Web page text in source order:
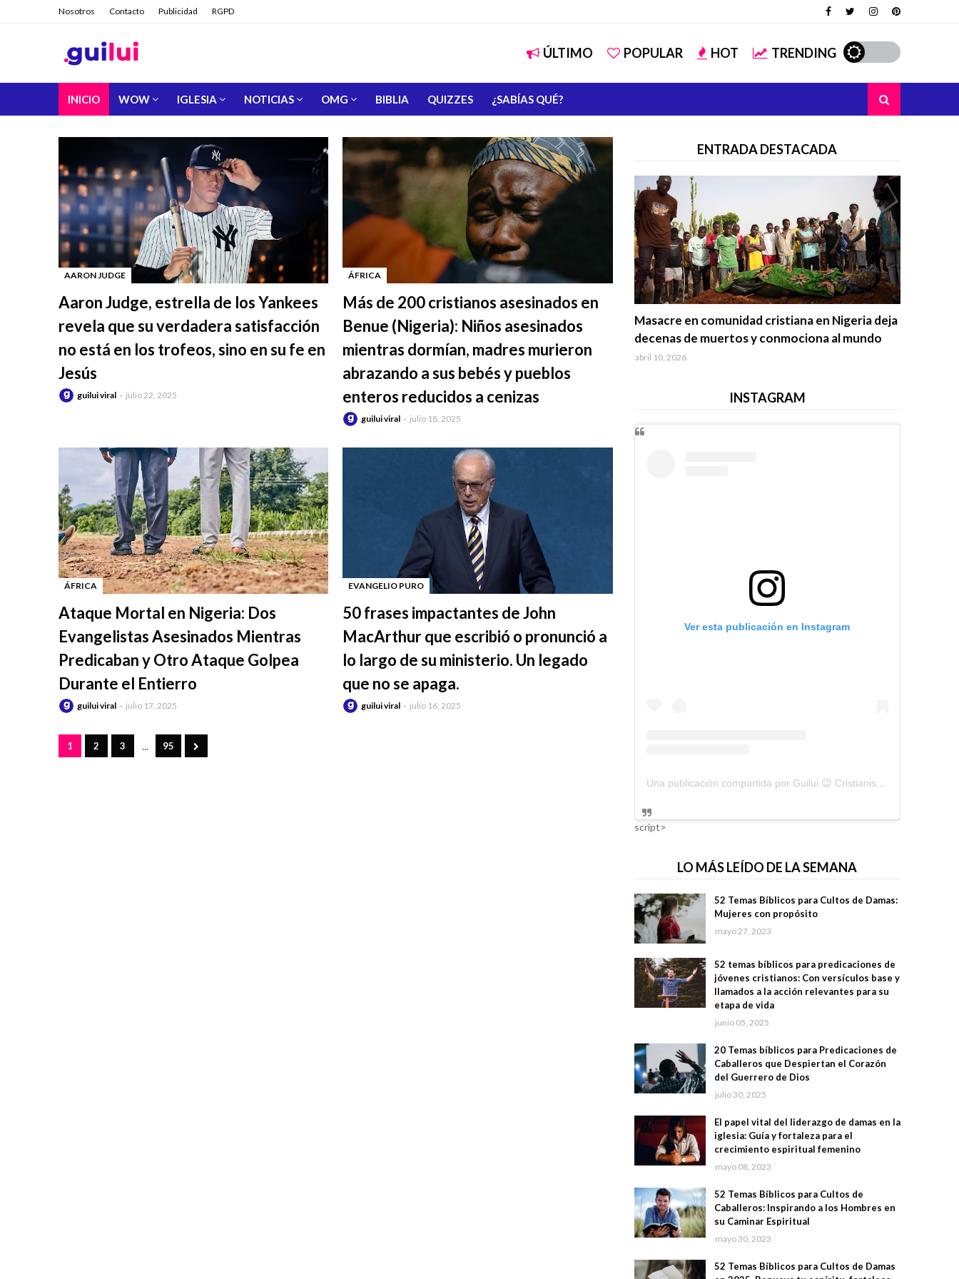
Nosotros Contacto Publicidad RGPD
ÚLTIMO POPULAR HOT TRENDING
INICIO WOW IGLESIA NOTICIAS OMG BIBLIA QUIZZES ¿SABÍAS QUÉ?
AARON JUDGE
Aaron Judge, estrella de los Yankees
revela que su verdadera satisfacción
no está en los trofeos, sino en su fe en
Jesús
guilui viral julio 22, 2025
ÁFRICA
Más de 200 cristianos asesinados en
Benue (Nigeria): Niños asesinados
mientras dormían, madres murieron
abrazando a sus bebés y pueblos
enteros reducidos a cenizas
guilui viral julio 18, 2025
ÁFRICA
Ataque Mortal en Nigeria: Dos
Evangelistas Asesinados Mientras
Predicaban y Otro Ataque Golpea
Durante el Entierro
guilui viral julio 17, 2025
EVANGELIO PURO
50 frases impactantes de John
MacArthur que escribió o pronunció a
lo largo de su ministerio. Un legado
que no se apaga.
guilui viral julio 16, 2025
1 2 3 ... 95
ENTRADA DESTACADA
Masacre en comunidad cristiana en Nigeria deja
decenas de muertos y conmociona al mundo
abril 10, 2026
INSTAGRAM
Ver esta publicación en Instagram
Una publicación compartida por Guilui 😉 Cristianismo Viral (@guiluiviral)
script>
LO MÁS LEÍDO DE LA SEMANA
52 Temas Bíblicos para Cultos de Damas:
Mujeres con propósito
mayo 27, 2023
52 temas bíblicos para predicaciones de
jóvenes cristianos: Con versículos base y
llamados a la acción relevantes para su
etapa de vida
junio 05, 2025
20 Temas bíblicos para Predicaciones de
Caballeros que Despiertan el Corazón
del Guerrero de Dios
julio 30, 2025
El papel vital del liderazgo de damas en la
iglesia: Guía y fortaleza para el
crecimiento espiritual femenino
mayo 08, 2023
52 Temas Bíblicos para Cultos de
Caballeros: Inspirando a los Hombres en
su Caminar Espiritual
mayo 30, 2023
52 Temas Bíblicos para Cultos de Damas